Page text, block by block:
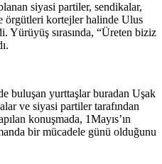
siyasi partiler, sendikalar,
örgütleri kortejler halinde Ulus
Yürüyüş sırasında, “Üreten biziz
buluşan yurttaşlar buradan Uşak
ve siyasi partiler tarafından
konuşmada, 1Mayıs’ın
bir mücadele günü olduğunu